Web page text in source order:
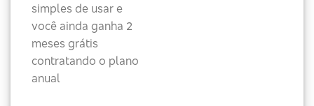
simples de usar e
você ainda ganha 2
meses grátis
contratando o plano
anual